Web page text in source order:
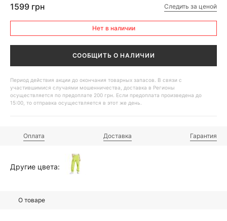
1599 грн Следить за ценой
Нет в наличии
СООБЩИТЬ О НАЛИЧИИ
Период действия акции до окончания товарных запасов. В связи с
участившимися случаями мошенничества, доставка в Регионы
осуществляется по предоплате 200 грн. Если предоплата произведена до
15:00, то отправка осуществляется в этот же день.
Оплата Доставка Гарантия
Другие цвета:
О товаре